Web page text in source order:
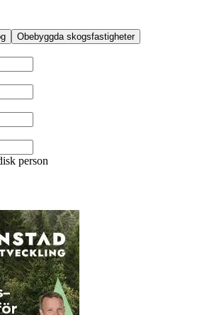
Obebyggda skogsfastigheter
person